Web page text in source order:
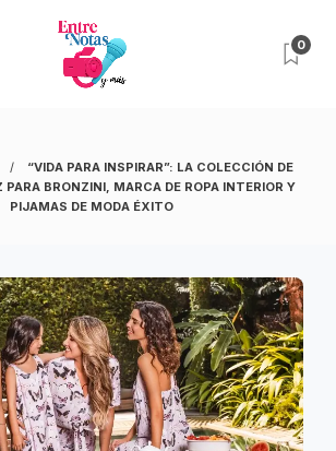
0
“VIDA PARA INSPIRAR”: LA COLECCIÓN DE
PARA BRONZINI, MARCA DE ROPA INTERIOR Y
PIJAMAS DE MODA ÉXITO